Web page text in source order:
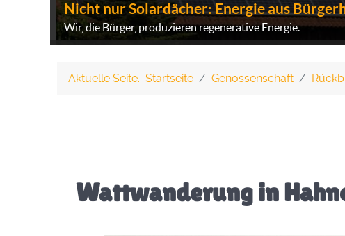
Nicht nur Solardächer: Energie aus
Wir, die Bürger, produzieren regenerative Energie.
Aktuelle Seite: Startseite Genossenschaft
Wattwanderung in